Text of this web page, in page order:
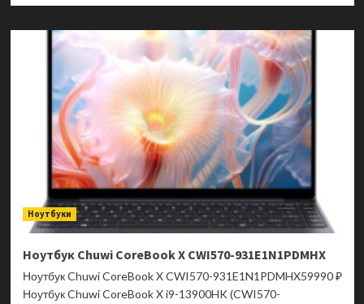
Ноутбук
VivoBook
16
X1605VA-
MB2106
90NB10N3-
M02KZ0
Ноутбуки
Ноутбук Chuwi CoreBook X CWI570-931E1N1PDMHX
Ноутбук Chuwi CoreBook X CWI570-931E1N1PDMHX59990 ₽
Ноутбук Chuwi CoreBook X i9-13900HK (CWI570-